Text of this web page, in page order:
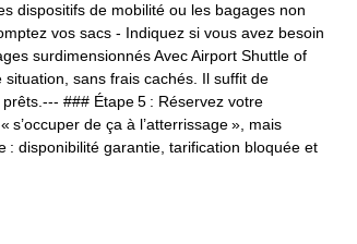
dispositifs de mobilité ou les bagages non
vos sacs - Indiquez si vous avez besoin
surdimensionnés Avec Airport Shuttle of
sans frais cachés. Il suffit de
### Étape 5 : Réservez votre
de ça à l’atterrissage », mais
: disponibilité garantie, tarification bloquée et